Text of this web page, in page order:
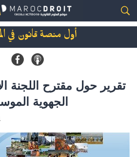
أول منصة قانون في
تقرير حول مقترح اللجنة
الجهوية